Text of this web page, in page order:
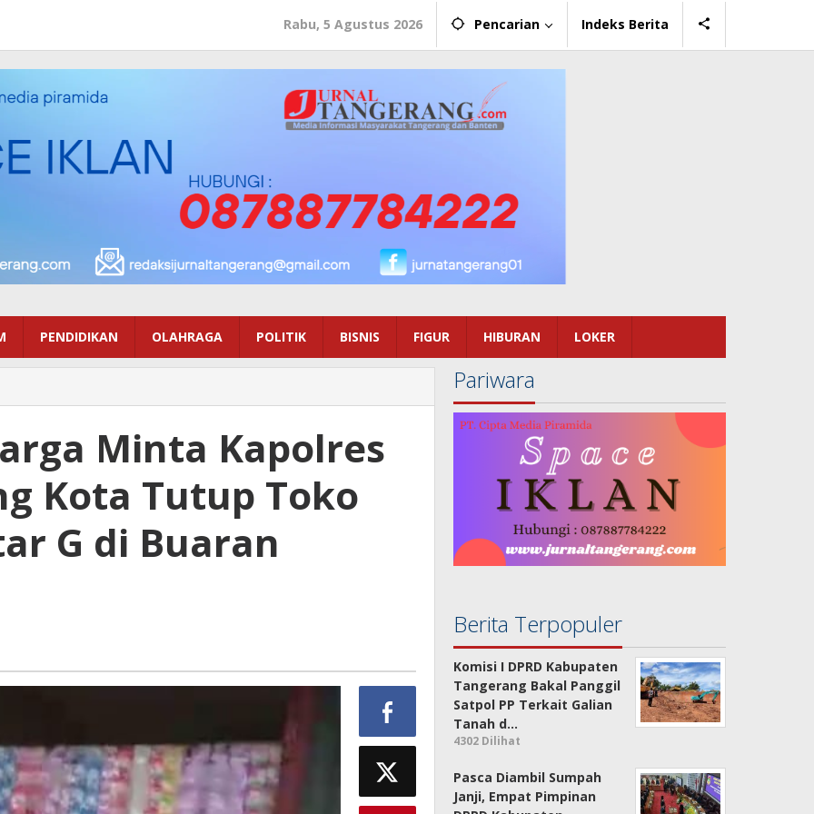
Rabu, 5 Agustus 2026 Pencarian Indeks Berita
PENDIDIKAN OLAHRAGA POLITIK BISNIS FIGUR HIBURAN LOKER
Minta Kapolres
Kota Tutup Toko
G di Buaran
Pariwara
Berita Terpopuler
Komisi I DPRD Kabupaten
Tangerang Bakal Panggil
Satpol PP Terkait Galian
Tanah d…
4302 Dilihat
Pasca Diambil Sumpah
Janji, Empat Pimpinan